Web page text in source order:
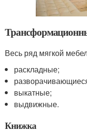
Весь ряд мягкой
раскладные;
выкатные;
выдвижные.
Книжка